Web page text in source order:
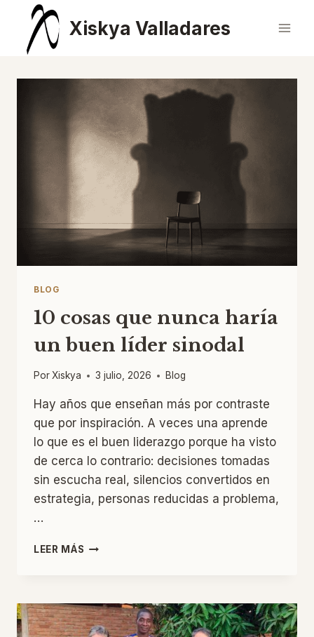
Saltar
contenido
Xiskya Valladares
BLOG
10 cosas que nunca haría
un buen líder sinodal
PorXiskya 3 julio, 2026 Blog
Hay años que enseñan más por contraste
que por inspiración. A veces una aprende
lo que es el buen liderazgo porque ha visto
de cerca lo contrario: decisiones tomadas
sin escucha real, silencios convertidos en
estrategia, personas reducidas a problema,
…
LEER MÁS
HARÍA
UN
BUEN